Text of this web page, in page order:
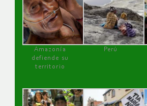
Amazonía
defiende su
territorio
Perú